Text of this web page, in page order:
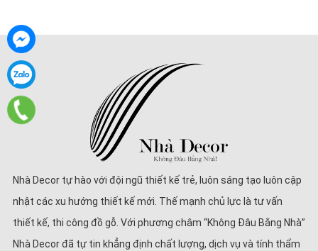
Nhà Decor tự hào với đội ngũ thiết kế trẻ, luôn sáng tạo luôn cập
nhật các xu hướng thiết kế mới. Thế mạnh chủ lực là tư vấn
thiết kế, thi công đồ gỗ. Với phương châm “Không Đâu Bằng Nhà”
Nhà Decor đã tự tin khẳng định chất lượng, dịch vụ và tính thẩm